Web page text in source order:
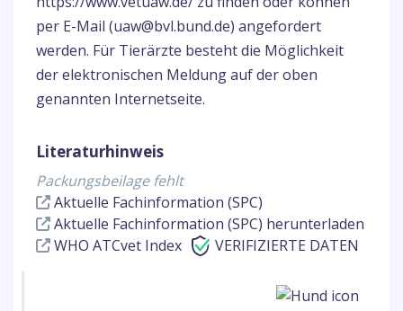
per E-Mail (uaw@bvl.bund.de) angefordert
werden. Für Tierärzte besteht die Möglichkeit
der elektronischen Meldung auf der oben
genannten Internetseite.
Literaturhinweis
Packungsbeilage fehlt
Aktuelle Fachinformation (SPC)
Aktuelle Fachinformation (SPC) herunterladen
WHO ATCvet Index
VERIFIZIERTE DATEN